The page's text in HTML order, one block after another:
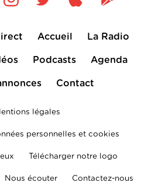
Accueil La Radio
Podcasts Agenda
Contact
légales
personnelles et cookies
Télécharger notre logo
Nous écouter Contactez-nous